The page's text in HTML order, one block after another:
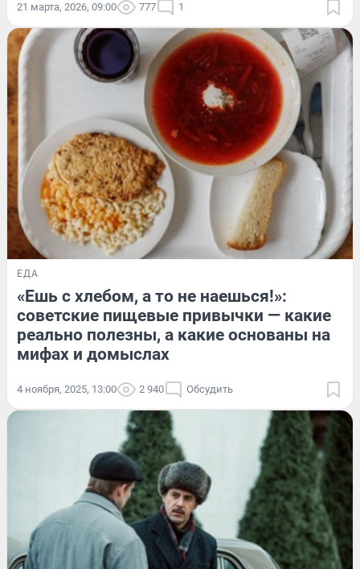
21 марта, 2026, 09:00 777 1
ЕДА
«Ешь с хлебом, а то не наешься!»:
советские пищевые привычки — какие
реально полезны, а какие основаны на
мифах и домыслах
4 ноября, 2025, 13:00 2 940 Обсудить